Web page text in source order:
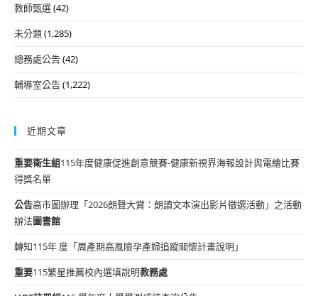
教師甄選(42)
未分類(1,285)
總務處公告(42)
輔導室公告(1,222)
近期文章
重要衛生組115年度健康促進創意競賽-健康新視界海報設計與電繪比賽
得獎名單
公告高市圖辦理「2026朗聲大賞：朗讀文本演出影片徵選活動」之活動
辦法圖書館
轉知115年 度「周產期高風險孕產婦追蹤關懷計畫說明」
重要115繁星推薦校內選填說明教務處